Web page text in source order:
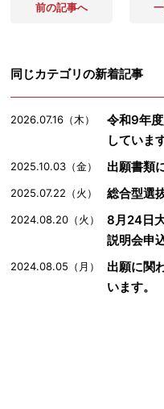
前の記事へ
同じカテゴリの新着記事
2026.07.16（木）
令和9年
していま
2025.10.03（金） 出願書類
2025.07.22（火） 総合型選
2024.08.20（火）
8月24日
説明会申
2024.08.05（月）
出願に関
います。